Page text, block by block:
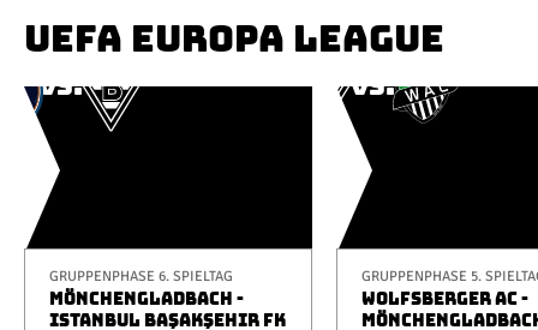
UEFA EUROPA LEAGUE
GRUPPENPHASE 6. SPIELTAG
MÖNCHENGLADBACH -
ISTANBUL BAŞAKŞEHIR FK
GRUPPENPHASE 5.
WOLFSBERGER AC -